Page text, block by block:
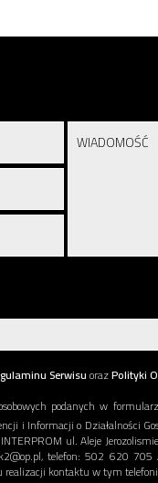
SerwisuorazPolityki
podanych w
i Informacji o Działalności
ul. Aleje
telefon: 502 620
realizacji kontaktu w tym